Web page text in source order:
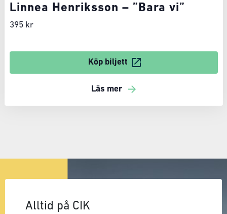
Linnea Henriksson – ”Bara vi”
395 kr
Köp biljett
Läs mer
Alltid på CIK